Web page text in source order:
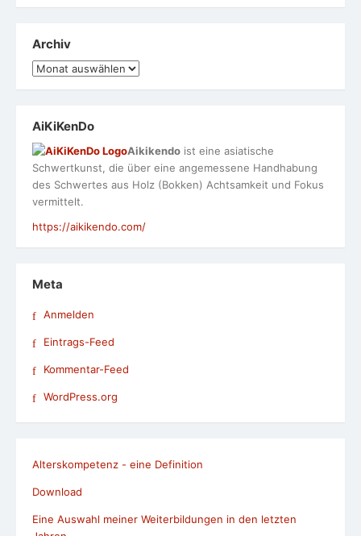
Archiv
Archiv
AiKiKenDo
Aikikendo ist eine asiatische
Schwertkunst, die über eine angemessene Handhabung
des Schwertes aus Holz (Bokken) Achtsamkeit und Fokus
vermittelt.
https://aikikendo.com/
Meta
Anmelden
Eintrags-Feed
Kommentar-Feed
WordPress.org
Alterskompetenz - eine Definition
Download
Eine Auswahl meiner Weiterbildungen in den letzten